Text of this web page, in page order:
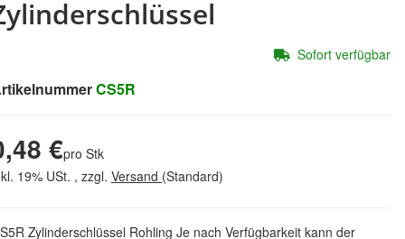
CS5R
Zylinderschlüssel Rohling Je nach Verfügbarkeit kann der
€pro Stk
19% USt. , zzgl. Versand (Standard)
Sofort verfügbar